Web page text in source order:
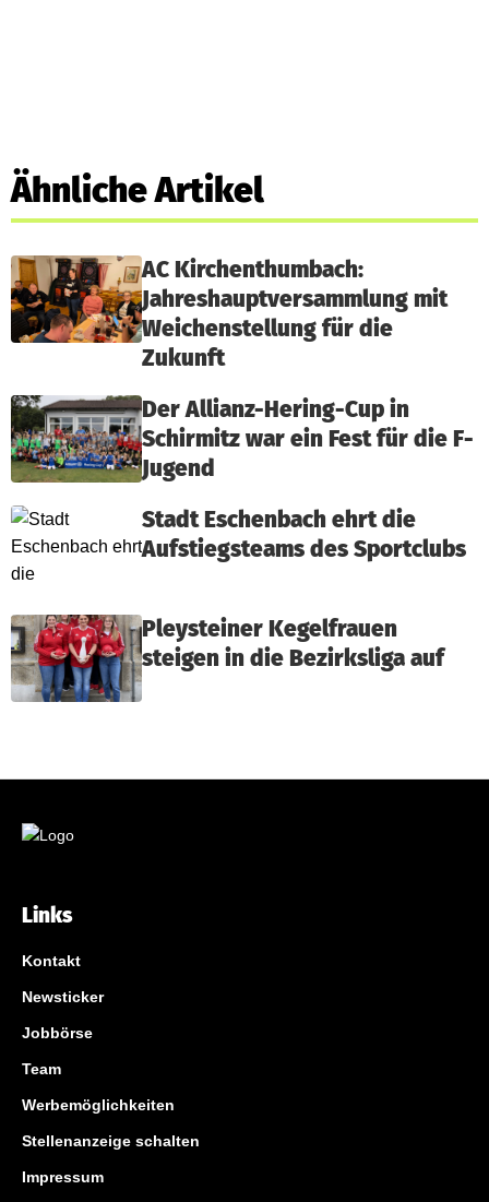
Ähnliche Artikel
AC Kirchenthumbach:
Jahreshauptversammlung mit
Weichenstellung für die
Zukunft
Der Allianz-Hering-Cup in
Schirmitz war ein Fest für die F-
Jugend
Stadt Eschenbach ehrt die
Aufstiegsteams des Sportclubs
Pleysteiner Kegelfrauen
steigen in die Bezirksliga auf
Links
Kontakt
Newsticker
Jobbörse
Team
Werbemöglichkeiten
Stellenanzeige schalten
Impressum